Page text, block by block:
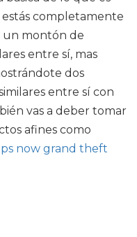
estás completamente
un montón de
entre sí, mas
dos
entre sí con
vas a deber tomar
afines como
ps now grand theft